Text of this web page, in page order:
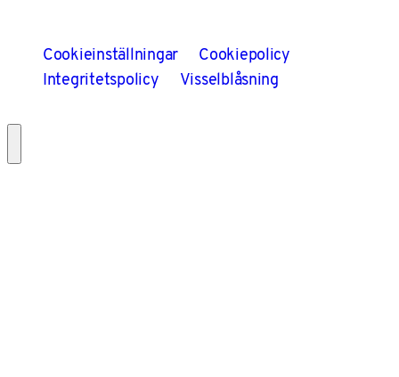
Cookieinställningar
Cookiepolicy
Integritetspolicy
Visselblåsning